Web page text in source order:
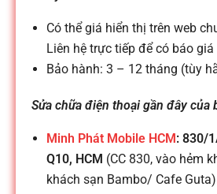
t
h
o
Có thể giá hiển thị trên web
Liên hệ trực tiếp để có báo
Bảo hành: 3 – 12 tháng (tùy
Sửa chữa điện thoại gần đây của
Minh Phát Mobile HCM: 830/
Q10, HCM (CC 830, vào hẻm
khách sạn Bambo/ Cafe Guta)